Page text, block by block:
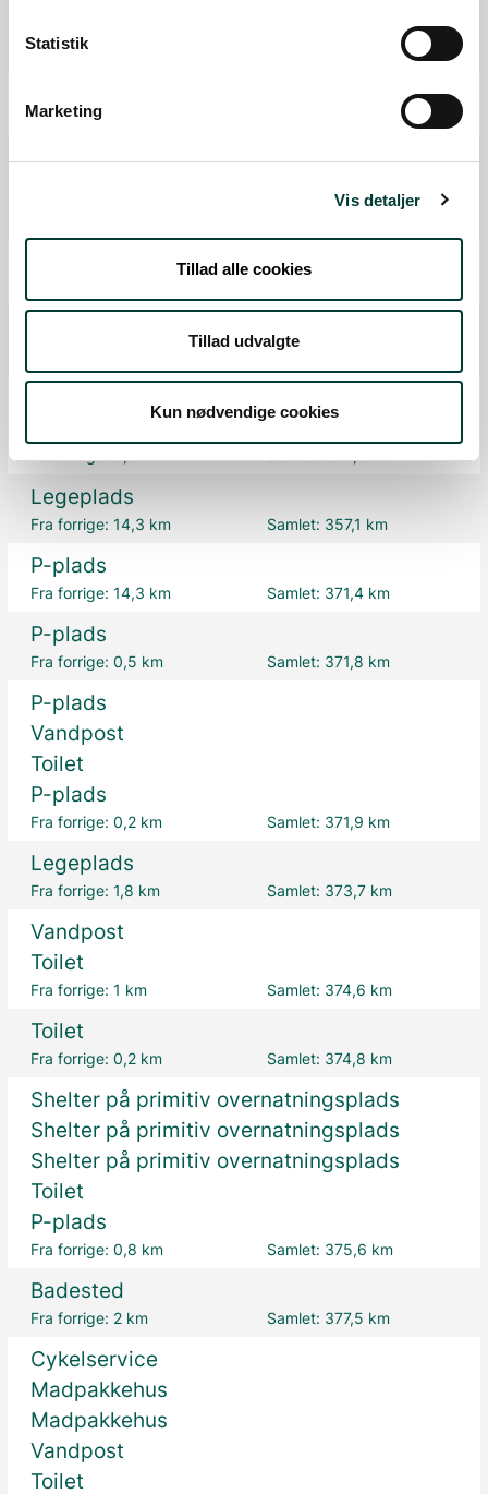
Statistik
Marketing
Vis detaljer
Tillad alle cookies
Tillad udvalgte
Kun nødvendige cookies
Fra forrige:
Fra forrige:
P-plads
Samlet:
Legeplads
Fra forrige:14,3 km Samlet: 357,1 km
P-plads
Fra forrige:14,3 km Samlet: 371,4 km
P-plads
Fra forrige:0,5 km Samlet: 371,8 km
P-plads
Vandpost
Toilet
P-plads
Fra forrige:0,2 km Samlet: 371,9 km
Legeplads
Fra forrige:1,8 km Samlet: 373,7 km
Vandpost
Toilet
Fra forrige:1 km Samlet: 374,6 km
Toilet
Fra forrige:0,2 km Samlet: 374,8 km
Shelter på primitiv overnatningsplads
Shelter på primitiv overnatningsplads
Shelter på primitiv overnatningsplads
Toilet
P-plads
Fra forrige:0,8 km Samlet: 375,6 km
Badested
Fra forrige: 2 km Samlet: 377,5 km
Cykelservice
Madpakkehus
Madpakkehus
Vandpost
Toilet